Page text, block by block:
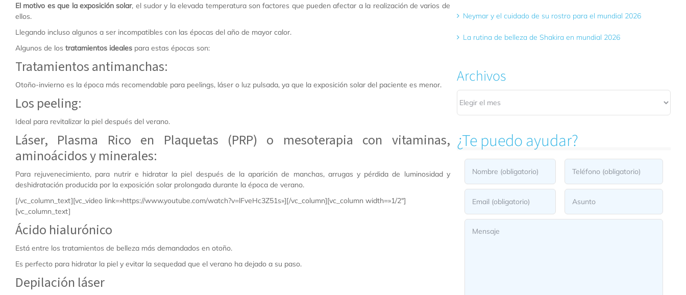
El motivo es que la exposición solar, el sudor y la elevada temperatura son factores que pueden afectar a la realización de varios de
ellos.
Llegando incluso algunos a ser incompatibles con las épocas del año de mayor calor.
Algunos de los tratamientos ideales para estas épocas son:
Tratamientos antimanchas:
Otoño-invierno es la época más recomendable para peelings, láser o luz pulsada, ya que la exposición solar del paciente es menor.
Los peeling:
Ideal para revitalizar la piel después del verano.
Láser, Plasma Rico en Plaquetas (PRP) o mesoterapia con vitaminas,
aminoácidos y minerales:
Para rejuvenecimiento, para nutrir e hidratar la piel después de la aparición de manchas, arrugas y pérdida de luminosidad y
deshidratación producida por la exposición solar prolongada durante la época de verano.
[/vc_column_text][vc_video link=»https://www.youtube.com/watch?v=lFveHc3Z51s»][/vc_column][vc_column width=»1/2″]
[vc_column_text]
Ácido hialurónico
Está entre los tratamientos de belleza más demandados en otoño.
Es perfecto para hidratar la piel y evitar la sequedad que el verano ha dejado a su paso.
Depilación láser
Neymar y el cuidado de su rostro para el mundial 2026
La rutina de belleza de Shakira en mundial 2026
Archivos
Archivos
¿Te puedo ayudar?